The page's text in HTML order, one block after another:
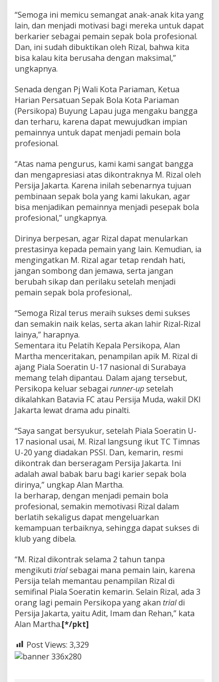
“Semoga ini memicu semangat anak-anak kita yang
lain, dan menjadi motivasi bagi mereka untuk dapat
berkarier sebagai pemain sepak bola profesional.
Dan, ini sudah dibuktikan oleh Rizal, bahwa kita
bisa kalau kita berusaha dengan maksimal,”
ungkapnya.
Senada dengan Pj Wali Kota Pariaman, Ketua
Harian Persatuan Sepak Bola Kota Pariaman
(Persikopa) Buyung Lapau juga mengaku bangga
dan terharu, karena dapat mewujudkan impian
pemainnya untuk dapat menjadi pemain bola
profesional.
“Atas nama pengurus, kami kami sangat bangga
dan mengapresiasi atas dikontraknya M. Rizal oleh
Persija Jakarta. Karena inilah sebenarnya tujuan
pembinaan sepak bola yang kami lakukan, agar
bisa menjadikan pemainnya menjadi pesepak bola
profesional,” ungkapnya.
Dirinya berpesan, agar Rizal dapat menularkan
prestasinya kepada pemain yang lain. Kemudian, ia
mengingatkan M. Rizal agar tetap rendah hati,
jangan sombong dan jemawa, serta jangan
berubah sikap dan perilaku setelah menjadi
pemain sepak bola profesional,.
“Semoga Rizal terus meraih sukses demi sukses
dan semakin naik kelas, serta akan lahir Rizal-Rizal
lainya,” harapnya.
Sementara itu Pelatih Kepala Persikopa, Alan
Martha menceritakan, penampilan apik M. Rizal di
ajang Piala Soeratin U-17 nasional di Surabaya
memang telah dipantau. Dalam ajang tersebut,
Persikopa keluar sebagai runner-upsetelah
dikalahkan Batavia FC atau Persija Muda, wakil DKI
Jakarta lewat drama adu pinalti.
“Saya sangat bersyukur, setelah Piala Soeratin U-
17 nasional usai, M. Rizal langsung ikut TC Timnas
U-20 yang diadakan PSSI. Dan, kemarin, resmi
dikontrak dan berseragam Persija Jakarta. Ini
adalah awal babak baru bagi karier sepak bola
dirinya,” ungkap Alan Martha.
Ia berharap, dengan menjadi pemain bola
profesional, semakin memotivasi Rizal dalam
berlatih sekaligus dapat mengeluarkan
kemampuan terbaiknya, sehingga dapat sukses di
klub yang dibela.
“M. Rizal dikontrak selama 2 tahun tanpa
mengikuti trialsebagai mana pemain lain, karena
Persija telah memantau penampilan Rizal di
semifinal Piala Soeratin kemarin. Selain Rizal, ada 3
orang lagi pemain Persikopa yang akan trialdi
Persija Jakarta, yaitu Adit, Imam dan Rehan,” kata
Alan Martha.[*/pkt]
Post Views: 3,329